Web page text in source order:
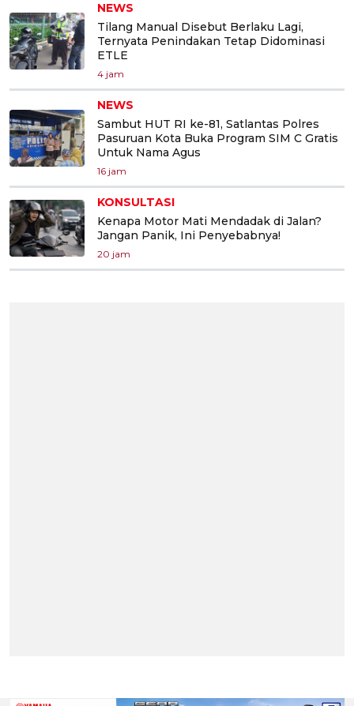
NEWS
Tilang Manual Disebut Berlaku Lagi,
Ternyata Penindakan Tetap Didominasi
ETLE
4 jam
NEWS
Sambut HUT RI ke-81, Satlantas Polres
Pasuruan Kota Buka Program SIM C Gratis
Untuk Nama Agus
16 jam
KONSULTASI
Kenapa Motor Mati Mendadak di Jalan?
Jangan Panik, Ini Penyebabnya!
20 jam